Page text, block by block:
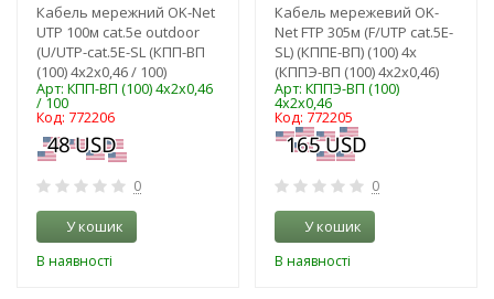
Кабель мережний OK-Net
UTP 100м cat.5e outdoor
(U/UTP-cat.5Е-SL (КПП-ВП
(100) 4х2х0,46 / 100)
Арт: КПП-ВП (100) 4х2х0,46
/ 100
Код: 772206
0
У кошик
В наявності
Кабель мережевий OK-
Net FTP 305м (F/UTP cat.5E-
SL) (КППЕ-ВП) (100) 4x
(КППЭ-ВП (100) 4x2x0,46)
Арт: КППЭ-ВП (100)
4x2x0,46
Код: 772205
0
У кошик
В наявності